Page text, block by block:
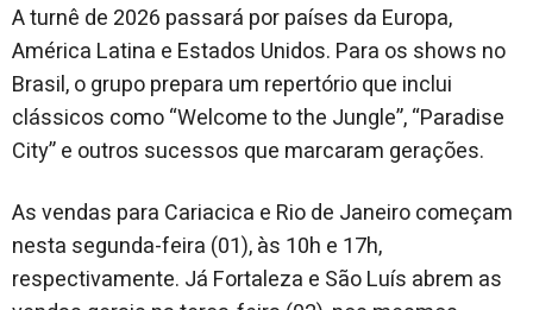
A turnê de 2026 passará por países da Europa,
América Latina e Estados Unidos. Para os shows no
Brasil, o grupo prepara um repertório que inclui
clássicos como “Welcome to the Jungle”, “Paradise
City” e outros sucessos que marcaram gerações.
As vendas para Cariacica e Rio de Janeiro começam
nesta segunda-feira (01), às 10h e 17h,
respectivamente. Já Fortaleza e São Luís abrem as